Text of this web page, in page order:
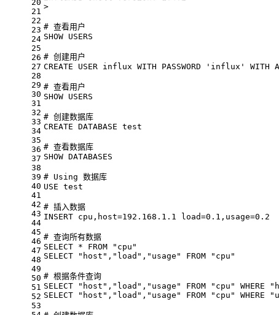
20
21
22
23
24
25
26
27
28
29
30
31
32
33
34
35
36
37
38
39
40
41
42
43
44
45
46
47
48
49
50
51
52
53
>
# 查看用户
SHOW USERS
# 创建用户
CREATE USER influx WITH PASSWORD 'influx' WITH
# 查看用户
SHOW USERS
# 创建数据库
CREATE DATABASE test
# 查看数据库
SHOW DATABASES
# Using 数据库
USE test
# 插入数据
INSERT cpu,host=192.168.1.1 load=0.1,usage=0.2
# 查询所有数据
SELECT * FROM "cpu"
SELECT "host","load","usage" FROM "cpu"
# 根据条件查询
SELECT "host","load","usage" FROM "cpu"
SELECT "host","load","usage" FROM "cpu" WHERE